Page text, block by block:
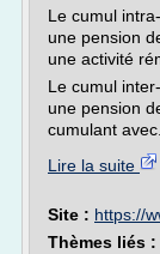
Le cumul
une pension
une activité
Le cumul
une pension
cumulant
Lire la suite
Site : https://
Thèmes liés :